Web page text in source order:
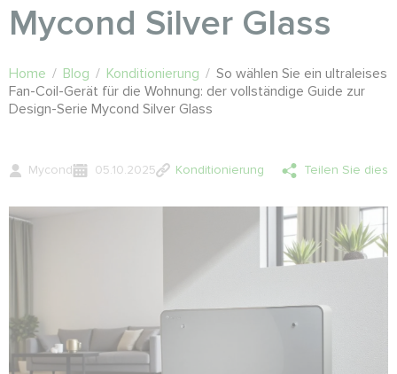
Mycond Silver Glass
Home / Blog / Konditionierung / So wählen Sie ein ultraleises
Fan-Coil-Gerät für die Wohnung: der vollständige Guide zur
Design-Serie Mycond Silver Glass
Mycond 05.10.2025 Konditionierung Teilen Sie dies